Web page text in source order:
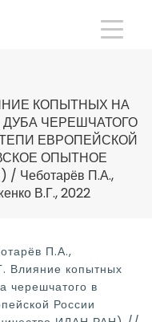
КОПЫТНЫХ НА
ЧЕРЕШЧАТОГО
ЕВРОПЕЙСКОЙ
ОПЫТНОЕ
Чеботарёв П.А.,
В.Г., 2022
П.А.,
Влияние копытных
черешчатого в
России